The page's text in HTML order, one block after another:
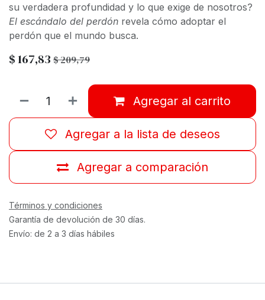
su verdadera profundidad y lo que exige de nosotros?
El escándalo del perdón revela cómo adoptar el
perdón que el mundo busca.
$167,83 $209,79
Agregar al carrito
Agregar a comparación
Agregar a la lista de deseos
Términos y condiciones
Garantía de devolución de 30 días.
Envío: de 2 a 3 días hábiles